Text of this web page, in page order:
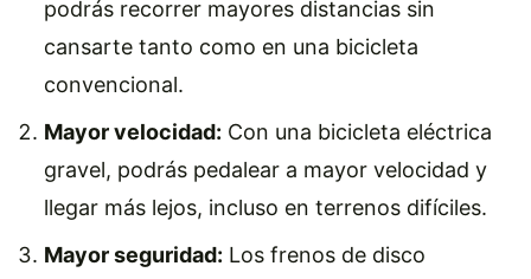
podrás recorrer mayores distancias sin
cansarte tanto como en una bicicleta
convencional.
Mayor velocidad: Con una bicicleta eléctrica
gravel, podrás pedalear a mayor velocidad y
llegar más lejos, incluso en terrenos difíciles.
Mayor seguridad: Los frenos de disco